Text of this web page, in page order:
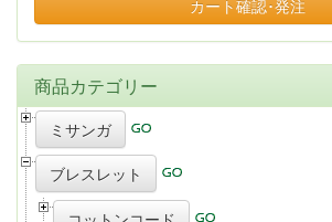
カート確認･発注
商品カテゴリー
ミサンガ
ブレスレット